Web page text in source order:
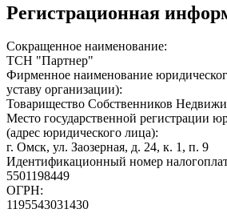
Регистрационная
Сокращенное наименование:
ТСН "Партнер"
Фирменное наименование
уставу организации):
Товарищество Собственников
Место государственной регистрации
(адрес юридического лица):
г. Омск, ул. Заозерная, д. 24, к. 1, п. 9
Идентификационный номер
5501198449
ОГРН:
1195543031430